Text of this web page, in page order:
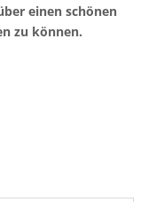
einen schönen
zu können.